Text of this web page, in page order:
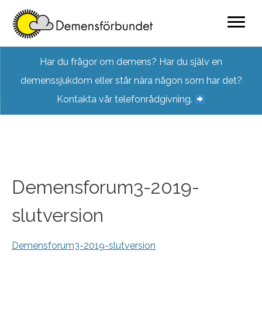
content
Har du frågor om demens? Har du själv en
demenssjukdom eller står nära någon som har det?
Kontakta vår telefonrådgivning.
Demensforum3-2019-
slutversion
Demensforum3-2019-slutversion